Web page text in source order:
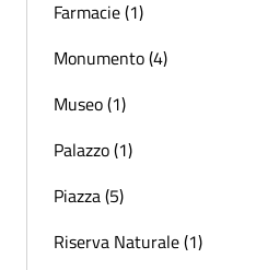
Farmacie (1)
Monumento (4)
Museo (1)
Palazzo (1)
Piazza (5)
Riserva Naturale (1)